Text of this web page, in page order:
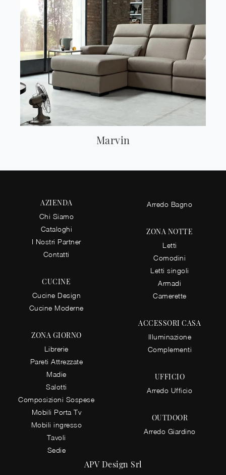
Marvin
AZIENDA
Chi Siamo
Cataloghi
I Nostri Partner
Contatti
CUCINE
Cucine Design
Cucine Moderne
ZONA GIORNO
Librerie
Pareti Attrezzate
Madie
Salotti
Composizioni Sospese
Mobili Porta Tv
Mobili ingresso
Tavoli
Sedie
Arredo Bagno
ZONA NOTTE
Letti
Comodini
Letti singoli
Armadi
Camerette
ACCESSORI CASA
Illuminazione
Complementi
UFFICIO
Arredo Ufficio
OUTDOOR
Arredo Giardino
APV Design Srl